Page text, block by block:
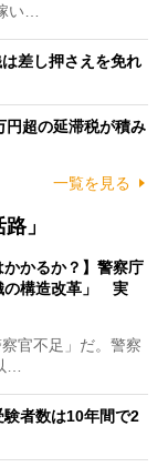
い…
差し押さえを免れ
超の延滞税が積み
一覧を見る
」
かかるか？】警察庁
の構造改革」 実
官不足」だ。警察
…
験者数は10年間で2